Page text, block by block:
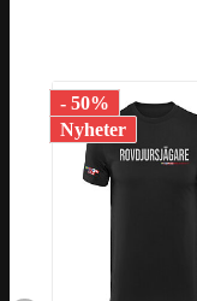
- 50%
Nyheter